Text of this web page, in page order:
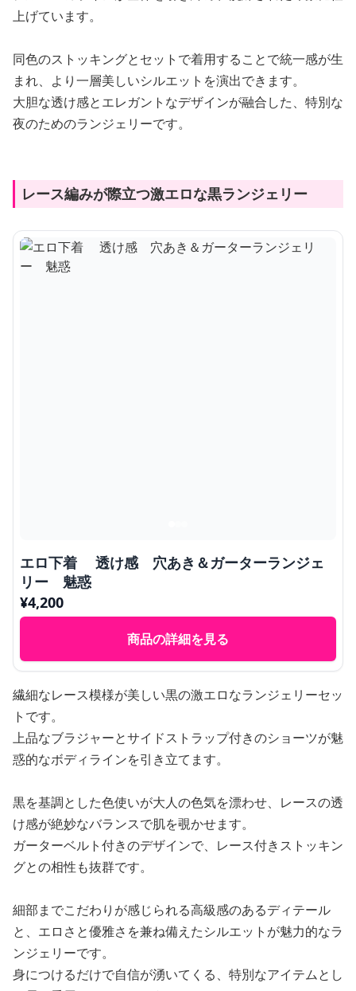
上げています。
同色のストッキングとセットで着用することで統一感が生
まれ、より一層美しいシルエットを演出できます。
大胆な透け感とエレガントなデザインが融合した、特別な
夜のためのランジェリーです。
レース編みが際立つ激エロな黒ランジェリー
エロ下着 透け感 穴あき＆ガーターランジェ
リー 魅惑
¥4,200
商品の詳細を見る
繊細なレース模様が美しい黒の激エロなランジェリーセッ
トです。
上品なブラジャーとサイドストラップ付きのショーツが魅
惑的なボディラインを引き立てます。
黒を基調とした色使いが大人の色気を漂わせ、レースの透
け感が絶妙なバランスで肌を覗かせます。
ガーターベルト付きのデザインで、レース付きストッキン
グとの相性も抜群です。
細部までこだわりが感じられる高級感のあるディテール
と、エロさと優雅さを兼ね備えたシルエットが魅力的なラ
ンジェリーです。
身につけるだけで自信が湧いてくる、特別なアイテムとし